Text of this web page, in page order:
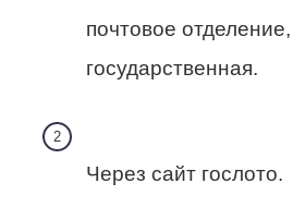
почтовое
государственная.
Через сайт гослото.